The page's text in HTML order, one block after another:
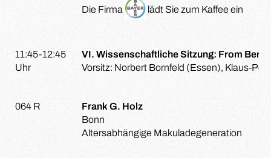
Die Firma
lädt Sie zum Kaffee ein
11:45-12:45
Uhr
VI. Wissenschaftliche Sitzung: From
Vorsitz: Norbert Bornfeld (Essen), Klaus-
064 R
Frank G. Holz
Bonn
Altersabhängige Makuladegeneration